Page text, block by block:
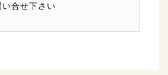
合せ下さい